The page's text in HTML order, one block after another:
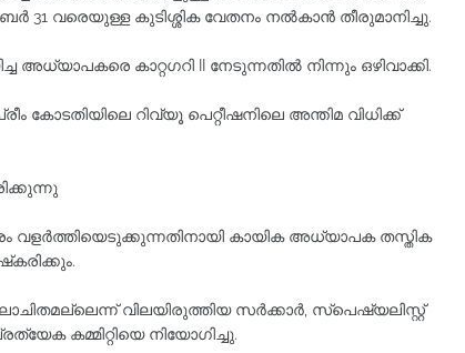
31 വരെയുള്ള കുടിശ്ശിക വേതനം നൽകാൻ തീരുമാനിച്ചു.
അധ്യാപകരെ കാറ്റഗറി II നേടുന്നതിൽ നിന്നും ഒഴിവാക്കി.
റിവ്യൂ പെറ്റീഷനിലെ അന്തിമ വിധിക്ക്
കായിക അധ്യാപക തസ്തിക
വിലയിരുത്തിയ സർക്കാർ, സ്പെഷ്യലിസ്റ്റ്
കമ്മിറ്റിയെ നിയോഗിച്ചു.